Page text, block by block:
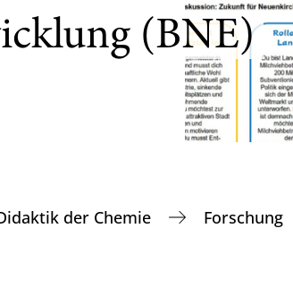
(BNE)
der Chemie Forschung